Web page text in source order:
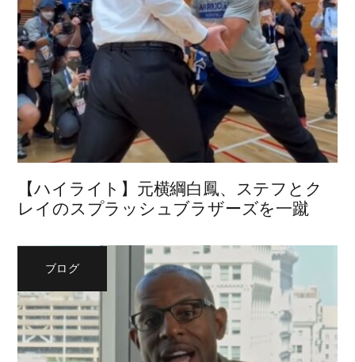
【ハイライト】元横綱白鳳、ステフとク
レイのスプラッシュブラザーズを一蹴
ブログ